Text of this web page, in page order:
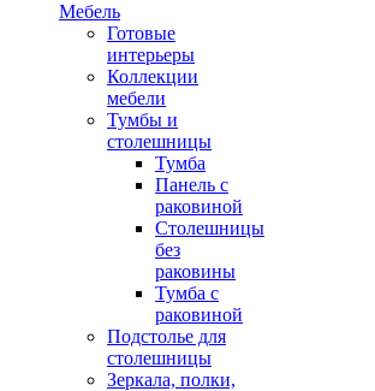
Мебель
Готовые
интерьеры
Коллекции
мебели
Тумбы и
столешницы
Тумба
Панель с
раковиной
Столешницы
без
раковины
Тумба с
раковиной
Подстолье для
столешницы
Зеркала, полки,